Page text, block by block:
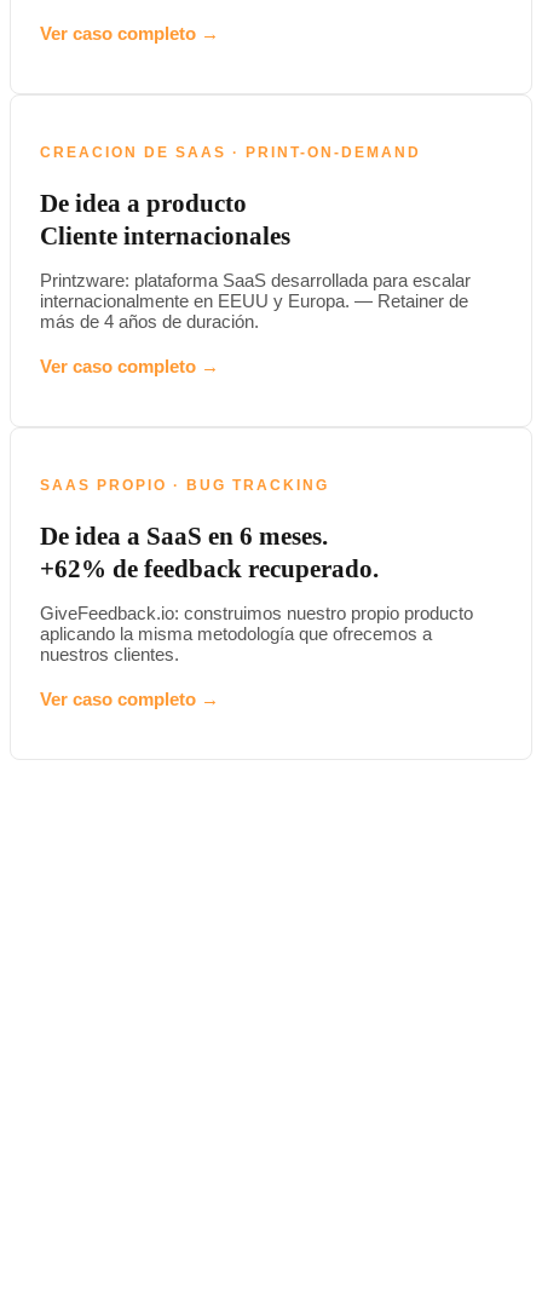
Ver caso completo →
CREACION DE SAAS · PRINT-ON-DEMAND
De idea a producto
Cliente internacionales
Printzware: plataforma SaaS desarrollada para escalar
internacionalmente en EEUU y Europa. — Retainer de
más de 4 años de duración.
Ver caso completo →
SAAS PROPIO · BUG TRACKING
De idea a SaaS en 6 meses.
+62% de feedback recuperado.
GiveFeedback.io: construimos nuestro propio producto
aplicando la misma metodología que ofrecemos a
nuestros clientes.
Ver caso completo →